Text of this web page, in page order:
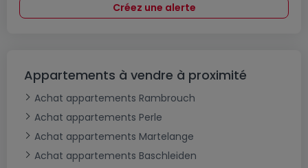
Créez une alerte
Appartements à vendre à proximité
Achat appartements Rambrouch
Achat appartements Perle
Achat appartements Martelange
Achat appartements Baschleiden